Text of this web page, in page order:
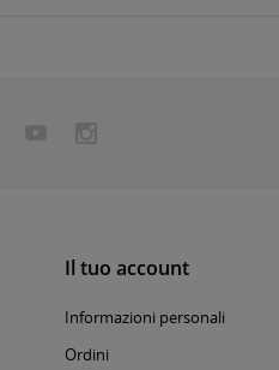
Il tuo account
Informazioni personali
Ordini